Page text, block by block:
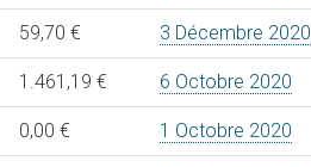
59,70 € 3 Décembre 2020
1.461,19 € 6 Octobre 2020
0,00 € 1 Octobre 2020